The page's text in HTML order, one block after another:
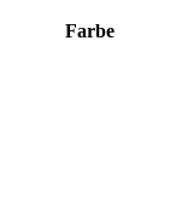
Farbe